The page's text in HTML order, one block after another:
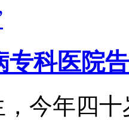
专科医院
今年四